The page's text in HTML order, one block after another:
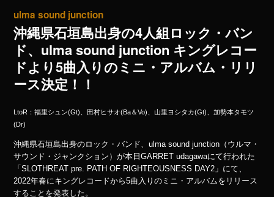
ulma sound junction
沖縄県石垣島出身の4人組ロック・バン
ド、ulma sound junction キングレコー
ドより5曲入りのミニ・アルバム・リリ
ース決定！！
LtoR：福里シュン(Gt)、田村ヒサオ(Ba＆Vo)、山里ヨシタカ(Gt)、加勢本タモツ
(Dr)
沖縄県石垣島出身のロック・バンド、ulma sound junction（ウルマ・
サウンド・ジャンクション）が本日GARRET udagawaにて行われた
「SLOTHREAT pre. PATH OF RIGHTEOUSNESS DAY2」にて、
2022年春にキングレコードから5曲入りのミニ・アルバムをリリース
することを発表した。